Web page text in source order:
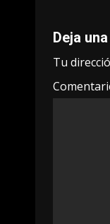
Deja
Tu